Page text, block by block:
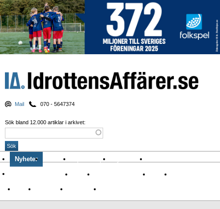
Mail 070 - 5647374
Sök bland 12.000 artiklar i arkivet:
Nyheter Krönikor Sport & spel Nyhetsbrev
Om Idrottens Affärer
Affärer I spåren av Corona Arena
Namn Sponsring TV-nyheter